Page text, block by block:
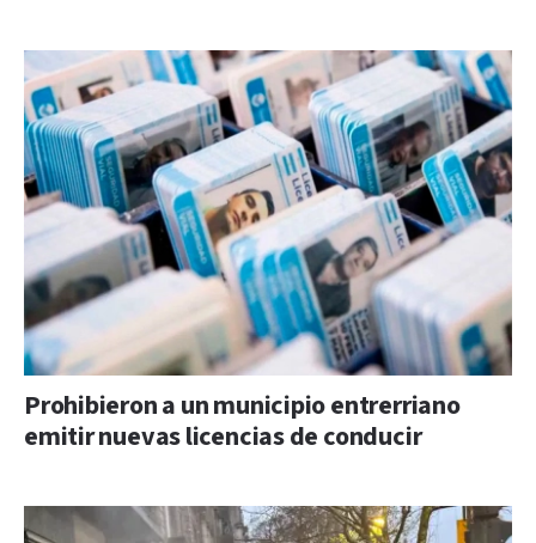
Prohibieron a un municipio entrerriano
emitir nuevas licencias de conducir